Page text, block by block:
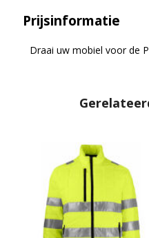
Prijsinformatie
Draai uw mobiel voor de